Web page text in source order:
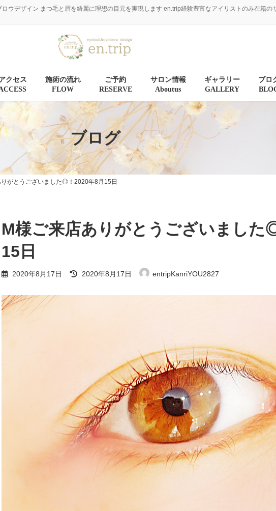
ウデザイン まつ毛と眉を綺麗に理想の目元を実現します en.trip経験豊富なアイリストのみ在籍の
クセス
施術の流れ
FLOW
ご予約
RESERVE
サロン情報
Aboutus
ギャラリー
GALLERY
ブロ
ブログ
りがとうございました◎！2020年8月15日
M様ご来店ありがとうございました
15日
2020年8月17日
最
終
新
2020年8月17日 entripKanriYOU2827